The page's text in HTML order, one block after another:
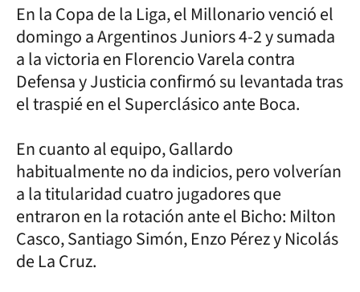
En la Copa de la Liga, el Millonario venció el
domingo a Argentinos Juniors 4-2 y sumada
a la victoria en Florencio Varela contra
Defensa y Justicia confirmó su levantada tras
el traspié en el Superclásico ante Boca.
En cuanto al equipo, Gallardo
habitualmente no da indicios, pero volverían
a la titularidad cuatro jugadores que
entraron en la rotación ante el Bicho: Milton
Casco, Santiago Simón, Enzo Pérez y Nicolás
de La Cruz.